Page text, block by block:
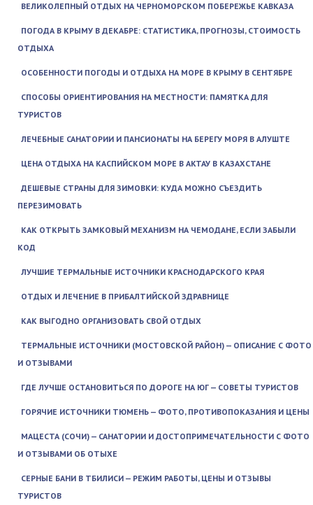
ВЕЛИКОЛЕПНЫЙ ОТДЫХ НА ЧЕРНОМОРСКОМ ПОБЕРЕЖЬЕ КАВКАЗА
ПОГОДА В КРЫМУ В ДЕКАБРЕ: СТАТИСТИКА, ПРОГНОЗЫ, СТОИМОСТЬ
ОТДЫХА
ОСОБЕННОСТИ ПОГОДЫ И ОТДЫХА НА МОРЕ В КРЫМУ В СЕНТЯБРЕ
СПОСОБЫ ОРИЕНТИРОВАНИЯ НА МЕСТНОСТИ: ПАМЯТКА ДЛЯ
ТУРИСТОВ
ЛЕЧЕБНЫЕ САНАТОРИИ И ПАНСИОНАТЫ НА БЕРЕГУ МОРЯ В АЛУШТЕ
ЦЕНА ОТДЫХА НА КАСПИЙСКОМ МОРЕ В АКТАУ В КАЗАХСТАНЕ
ДЕШЕВЫЕ СТРАНЫ ДЛЯ ЗИМОВКИ: КУДА МОЖНО СЪЕЗДИТЬ
ПЕРЕЗИМОВАТЬ
КАК ОТКРЫТЬ ЗАМКОВЫЙ МЕХАНИЗМ НА ЧЕМОДАНЕ, ЕСЛИ ЗАБЫЛИ
КОД
ЛУЧШИЕ ТЕРМАЛЬНЫЕ ИСТОЧНИКИ КРАСНОДАРСКОГО КРАЯ
ОТДЫХ И ЛЕЧЕНИЕ В ПРИБАЛТИЙСКОЙ ЗДРАВНИЦЕ
КАК ВЫГОДНО ОРГАНИЗОВАТЬ СВОЙ ОТДЫХ
ТЕРМАЛЬНЫЕ ИСТОЧНИКИ (МОСТОВСКОЙ РАЙОН) — ОПИСАНИЕ С ФОТО
И ОТЗЫВАМИ
ГДЕ ЛУЧШЕ ОСТАНОВИТЬСЯ ПО ДОРОГЕ НА ЮГ — СОВЕТЫ ТУРИСТОВ
ГОРЯЧИЕ ИСТОЧНИКИ ТЮМЕНЬ — ФОТО, ПРОТИВОПОКАЗАНИЯ И ЦЕНЫ
МАЦЕСТА (СОЧИ) — САНАТОРИИ И ДОСТОПРИМЕЧАТЕЛЬНОСТИ С ФОТО
И ОТЗЫВАМИ ОБ ОТЫХЕ
СЕРНЫЕ БАНИ В ТБИЛИСИ — РЕЖИМ РАБОТЫ, ЦЕНЫ И ОТЗЫВЫ
ТУРИСТОВ